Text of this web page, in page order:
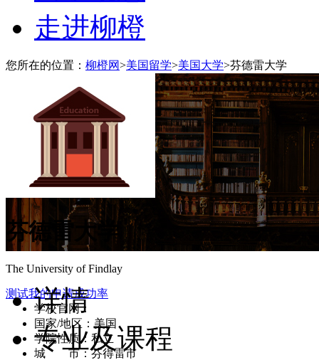
走进柳橙
您所在的位置： 柳橙网>美国留学>美国大学>芬德雷大学
芬德雷大学
The University of Findlay
测试我的申请成功率
学校官网：
国家/地区：美国
学院性质：私立
城 市：芬得雷市
详情
专业及课程